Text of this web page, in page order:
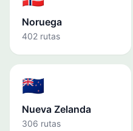
Noruega
402 rutas
🇳🇿
Nueva Zelanda
306 rutas